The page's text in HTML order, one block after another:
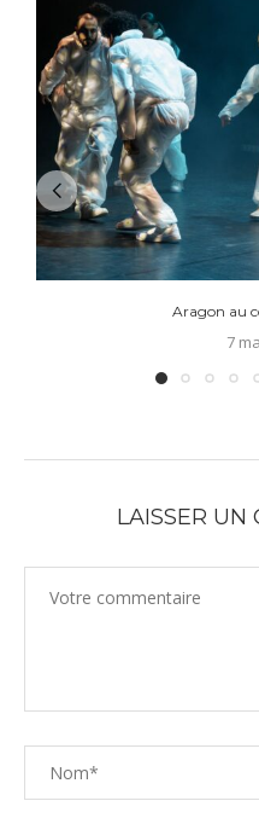
Aragon au
7
LAISSER UN